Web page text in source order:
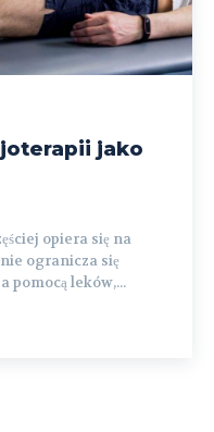
jako
opiera się na
ogranicza się
pomocą leków,...